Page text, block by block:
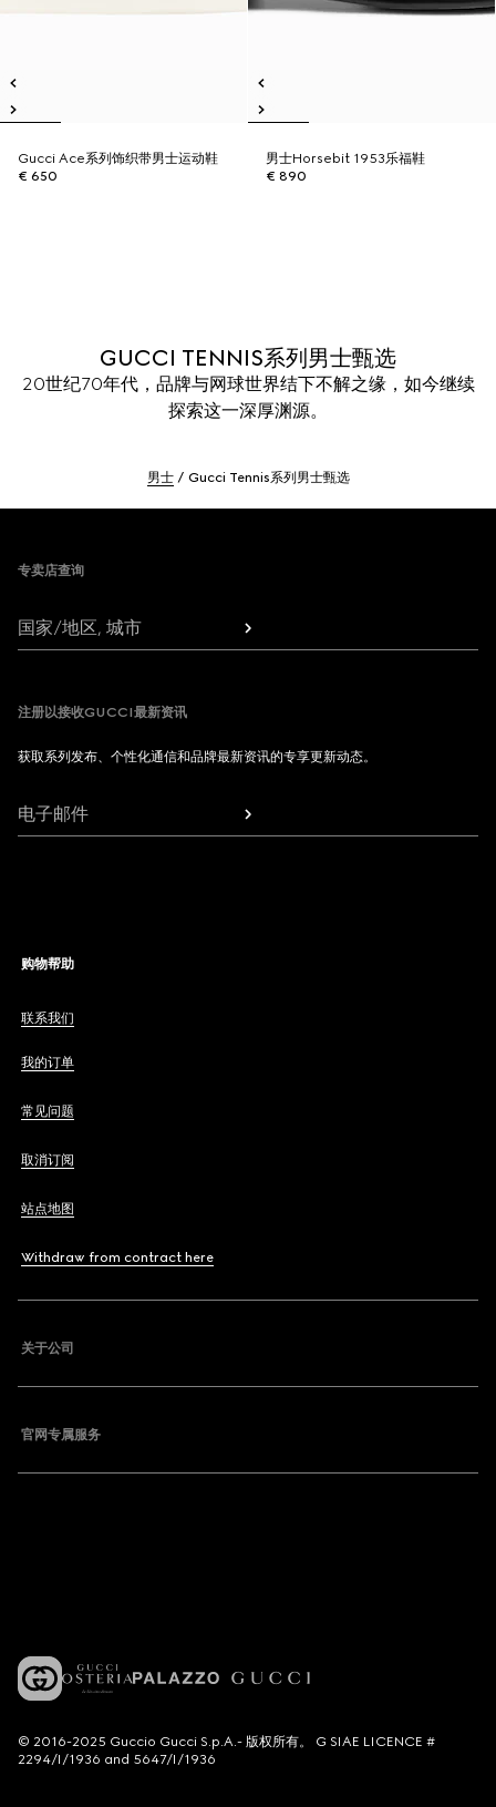
Gucci Ace系列饰织带男士运动鞋
€ 650
男士Horsebit 1953乐福鞋
€ 890
GUCCI TENNIS系列男士甄选
20世纪70年代，品牌与网球世界结下不解之缘，如今继续
探索这一深厚渊源。
男士 Gucci Tennis系列男士甄选
专卖店查询
国家/地区, 城市
注册以接收GUCCI最新资讯
获取系列发布、个性化通信和品牌最新资讯的专享更新动态。
电子邮件
购物帮助
联系我们
我的订单
常见问题
取消订阅
站点地图
Withdraw from contract here
关于公司
官网专属服务
© 2016-2025 Guccio Gucci S.p.A.- 版权所有。 G SIAE LICENCE #
2294/I/1936 and 5647/I/1936